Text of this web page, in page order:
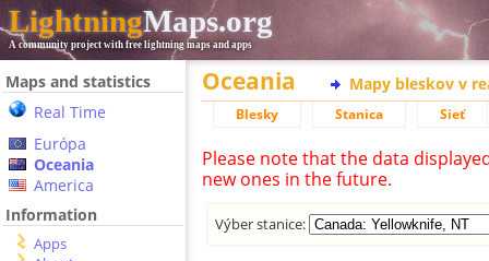
LightningMaps.org
A community project with free lightning maps and apps
Maps and statistics
Real Time
Európa
Oceania
America
Information
Apps
Oceania Mapy bleskov v
Blesky Stanica Sieť
Please note that the data
new ones in the future.
Výber stanice: